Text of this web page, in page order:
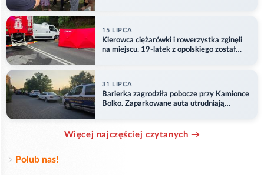
15 LIPCA
Kierowca ciężarówki i rowerzystka zginęli
na miejscu. 19-latek z opolskiego został
31 LIPCA
Barierka zagrodziła pobocze przy Kamionce
Bolko. Zaparkowane auta utrudniają
Więcej najczęściej czytanych →
Polub nas!